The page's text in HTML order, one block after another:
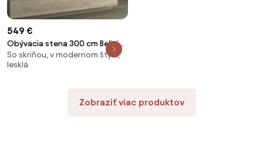
549 €
Obývacia stena 300 cm Belini
biely lesk / dub sonoma
So skriňou, v modernom štýle,
lesklá
Zobraziť viac produktov